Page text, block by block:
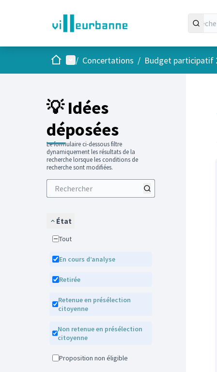
AccueilMenu principal
/ Concertations / Budget participatif
💡 Idées
déposées
Le formulaire ci-dessous filtre
dynamiquement les résultats de la
recherche lorsque les conditions de
recherche sont modifiées.
État
Tout
En cours d’analyse
Retirée
Retenue en présélection
citoyenne
Non retenue en présélection
citoyenne
Proposition non éligible